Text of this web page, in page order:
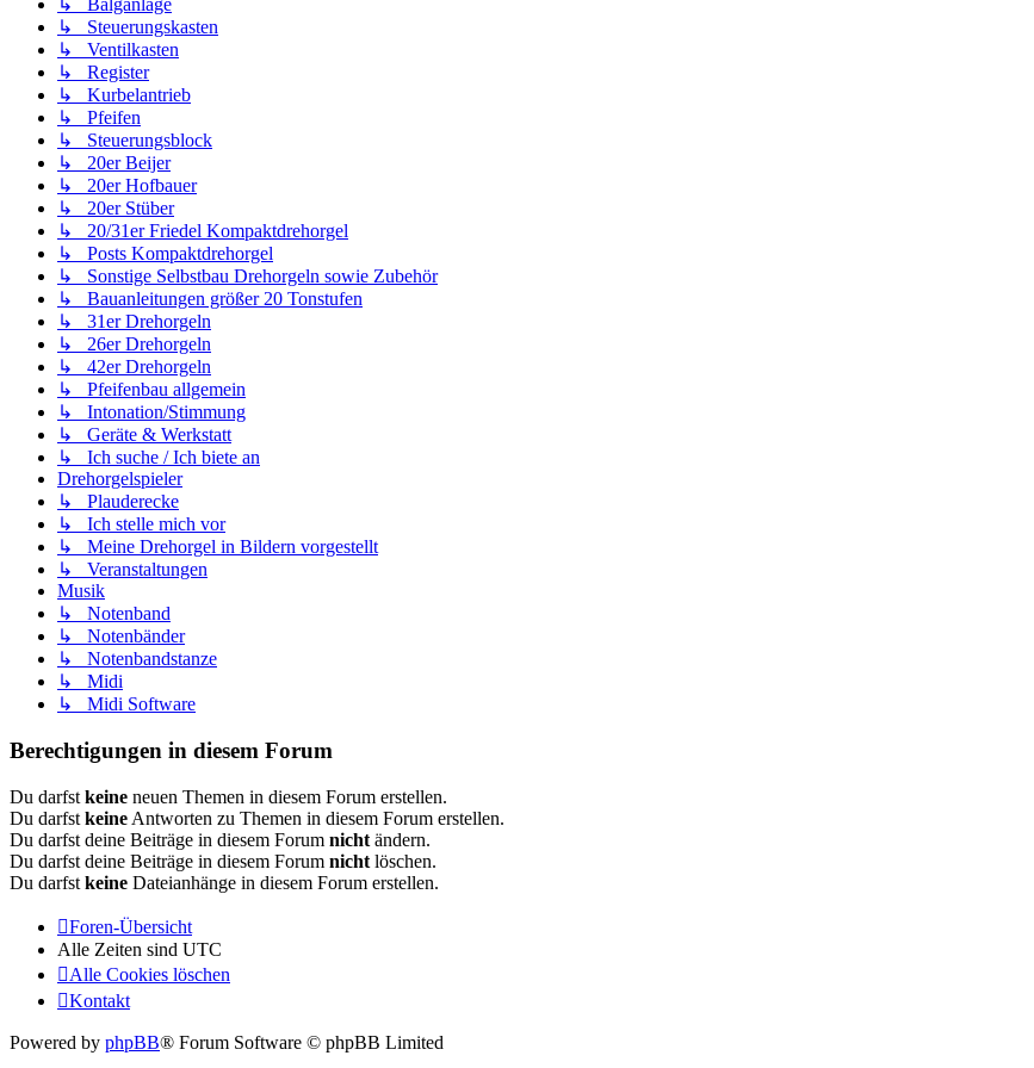
↳ Balganlage
↳ Steuerungskasten
↳ Ventilkasten
↳ Register
↳ Kurbelantrieb
↳ Pfeifen
↳ Steuerungsblock
↳ 20er Beijer
↳ 20er Hofbauer
↳ 20er Stüber
↳ 20/31er Friedel Kompaktdrehorgel
↳ Posts Kompaktdrehorgel
↳ Sonstige Selbstbau Drehorgeln sowie Zubehör
↳ Bauanleitungen größer 20 Tonstufen
↳ 31er Drehorgeln
↳ 26er Drehorgeln
↳ 42er Drehorgeln
↳ Pfeifenbau allgemein
↳ Intonation/Stimmung
↳ Geräte & Werkstatt
↳ Ich suche / Ich biete an
Drehorgelspieler
↳ Plauderecke
↳ Ich stelle mich vor
↳ Meine Drehorgel in Bildern vorgestellt
↳ Veranstaltungen
Musik
↳ Notenband
↳ Notenbänder
↳ Notenbandstanze
↳ Midi
↳ Midi Software
Berechtigungen in diesem Forum
Du darfst keine neuen Themen in diesem Forum erstellen.
Du darfst keine Antworten zu Themen in diesem Forum erstellen.
Du darfst deine Beiträge in diesem Forum nicht ändern.
Du darfst deine Beiträge in diesem Forum nicht löschen.
Du darfst keine Dateianhänge in diesem Forum erstellen.
Foren-Übersicht
Alle Zeiten sind UTC
Alle Cookies löschen
Kontakt
Powered by phpBB® Forum Software © phpBB Limited